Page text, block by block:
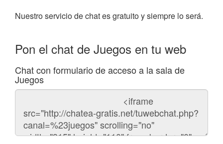
Nuestro servicio de chat es gratuito y siempre lo será.
Pon el chat de Juegos en tu web
Chat con formulario de acceso a la sala de
Juegos
Código
chat